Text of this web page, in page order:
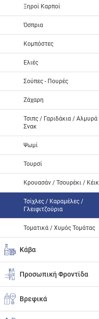
Ξηροί Καρποί
Όσπρια
Κομπόστες
Ελιές
Σούπες - Πουρές
Ζάχαρη
Τσιπς / Γαριδάκια / Αλμυρά
Σνακ
Ψωμί
Τουρσί
Κρουασάν / Τσουρέκι / Κέικ
Τσίχλες / Καραμέλες /
Γλειφιτζούρια
Τοματικά / Χυμός Τομάτας
Κάβα
Προσωπική Φροντίδα
Βρεφικά